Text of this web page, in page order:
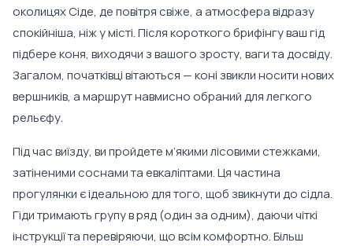
околицях Сіде, де повітря свіже, а атмосфера відразу
спокійніша, ніж у місті. Після короткого брифінгу ваш гід
підбере коня, виходячи з вашого зросту, ваги та досвіду.
Загалом, початківці вітаються — коні звикли носити нових
вершників, а маршрут навмисно обраний для легкого
рельєфу.
Під час виїзду, ви пройдете м’якими лісовими стежками,
затіненими соснами та евкаліптами. Ця частина
прогулянки є ідеальною для того, щоб звикнути до сідла.
Гіди тримають групу в ряд (один за одним), даючи чіткі
інструкції та перевіряючи, що всім комфортно. Більш